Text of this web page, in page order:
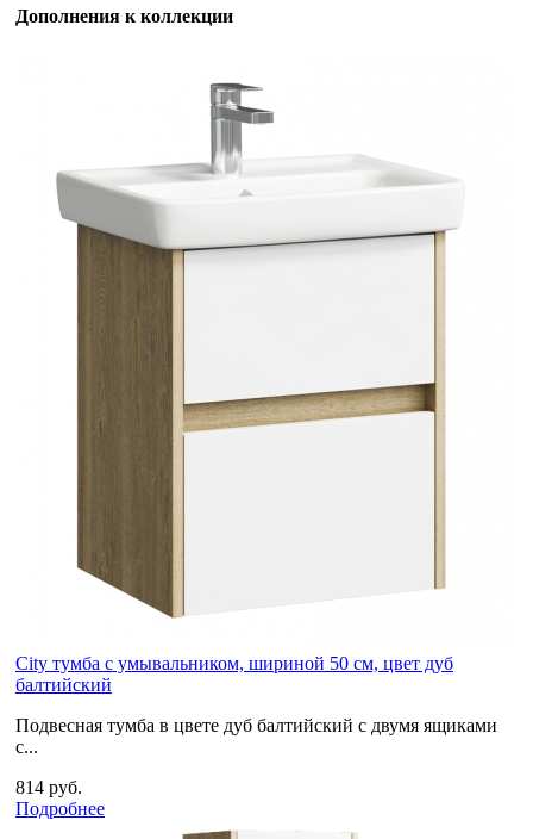
Дополнения к коллекции
City тумба с умывальником, шириной 50 см, цвет дуб
балтийский
Подвесная тумба в цвете дуб балтийский с двумя ящиками
с...
814 руб.
Подробнее